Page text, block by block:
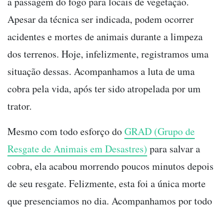
Apesar da técnica ser indicada, podem ocorrer
acidentes e mortes de animais durante a limpeza
dos terrenos. Hoje, infelizmente, registramos uma
situação dessas. Acompanhamos a luta de uma
cobra pela vida, após ter sido atropelada por um
trator.
Mesmo com todo esforço doGRAD (Grupo de
Resgate de Animais em Desastres) para salvar a
cobra, ela acabou morrendo poucos minutos depois
de seu resgate. Felizmente, esta foi a única morte
que presenciamos no dia. Acompanhamos por todo